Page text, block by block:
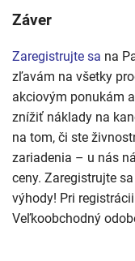
Záver
Zaregistrujte sa na
zľavám na všetky
akciovým ponukám
znížiť náklady na
na tom, či ste
zariadenia – u nás
ceny. Zaregistrujte
výhody! Pri
Veľkoobchodný